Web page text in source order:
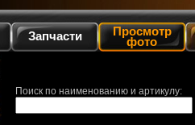
Запчасти Просмотр
фото
Поиск по наименованию и артикулу: